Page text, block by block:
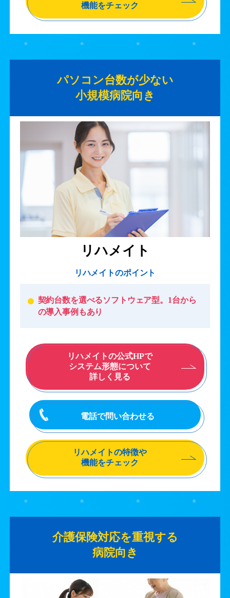
機能をチェック
パソコン台数が少ない
小規模病院向き
リハメイト
リハメイトのポイント
契約台数を選べるソフトウェア型。1台から
の導入事例もあり
リハメイトの公式HPで
システム形態について
詳しく見る
電話で問い合わせる
リハメイトの特徴や
機能をチェック
介護保険対応を重視する
病院向き